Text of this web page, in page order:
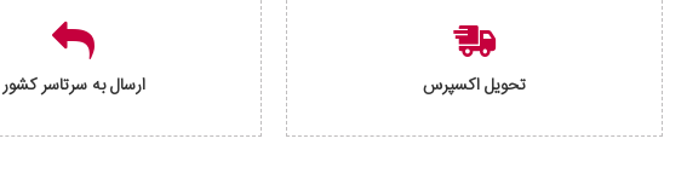
تحویل اکسپرس ارسال به سرتاسر کشور